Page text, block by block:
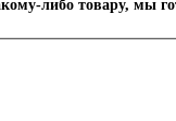
либо товару, мы